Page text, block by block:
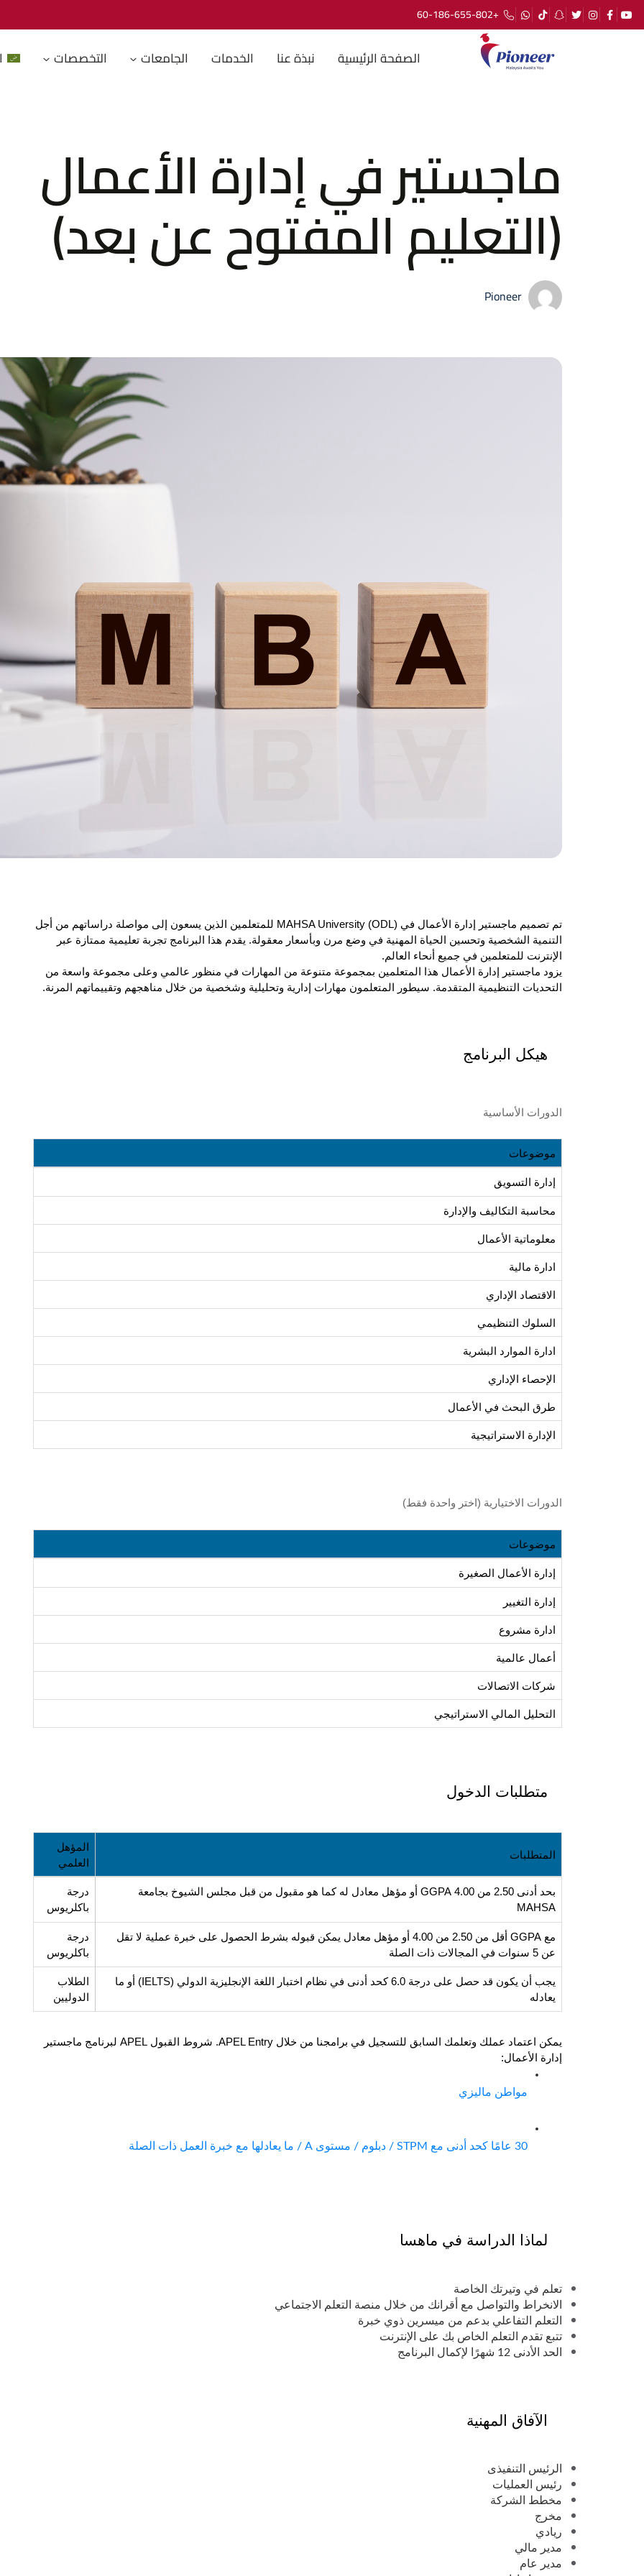
+60-186-655-802
الصفحة الرئيسية نبذة عنا الخدمات الجامعات التخصصات
ماجستير في إدارة الأعمال
(التعليم المفتوح عن بعد)
الإنترنت للمتعلمين في جميع أنحاء العالم.
التحديات التنظيمية المتقدمة. سيطور المتعلمون مهارات إدارية وتحليلية وشخصية من خلال مناهجهم وتقييماتهم المرنة.
هيكل البرنامج
الدورات الأساسية
موضوعات
إدارة التسويق
محاسبة التكاليف والإدارة
معلوماتية الأعمال
ادارة مالية
الاقتصاد الإداري
السلوك التنظيمي
ادارة الموارد البشرية
الإحصاء الإداري
طرق البحث في الأعمال
الإدارة الاستراتيجية
الدورات الاختيارية (اختر واحدة فقط)
موضوعات
إدارة الأعمال الصغيرة
إدارة التغيير
ادارة مشروع
أعمال عالمية
شركات الاتصالات
التحليل المالي الاستراتيجي
متطلبات الدخول
العلمي
المتطلبات
باكلريوس
MAHSA
باكلريوس
عن 5 سنوات في المجالات ذات الصلة
الدوليين
يعادله
إدارة الأعمال:
مواطن ماليزي
30 عامًا كحد أدنى مع STPM / دبلوم / مستوى A / ما يعادلها مع خبرة العمل ذات الصلة
لماذا الدراسة في ماهسا
تعلم في وتيرتك الخاصة
الانخراط والتواصل مع أقرانك من خلال منصة التعلم الاجتماعي
التعلم التفاعلي بدعم من ميسرين ذوي خبرة
تتبع تقدم التعلم الخاص بك على الإنترنت
الحد الأدنى 12 شهرًا لإكمال البرنامج
الآفاق المهنية
الرئيس التنفيذى
رئيس العمليات
مخطط الشركة
مخرج
ريادي
مدير مالي
مدير عام